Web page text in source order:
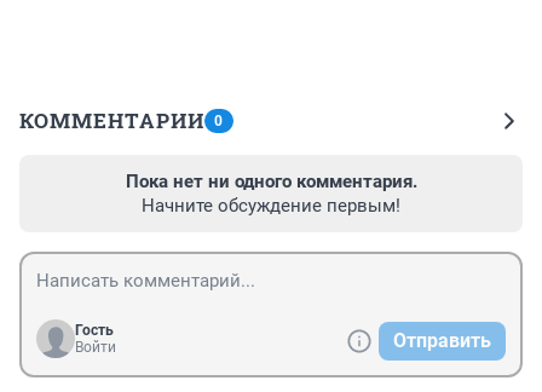
КОММЕНТАРИИ 0
Пока нет ни одного комментария.
Начните обсуждение первым!
Гость
Войти
Отправить